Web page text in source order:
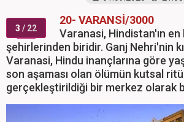
3 / 22
20- VARANSİ/3000
Varanasi, Hindistan'ın
şehirlerinden biridir. Ganj Nehri'nin
Varanasi, Hindu inançlarına göre
son aşaması olan ölümün kutsal
gerçekleştirildiği bir merkez olarak